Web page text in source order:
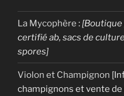
La Mycophère :[Boutique
certifié ab, sacs de
spores]
Violon et Champignon
champignons et vente